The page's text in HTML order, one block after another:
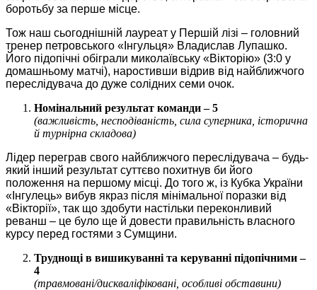
боротьбу за перше місце.
Тож наш сьогоднішній лауреат у Першій лізі – головний
тренер петровського «Інгульця» Владислав Лупашко.
Його підопічні обіграли миколаївську «Вікторію» (3:0 у
домашньому матчі), наростивши відрив від найближчого
переслідувача до дуже солідних семи очок.
Номінальний результат команди – 5
(важливість, несподіваність, сила суперника, історична
й турнірна складова)
Лідер переграв свого найближчого переслідувача – будь-
який інший результат суттєво похитнув би його
положення на першому місці. До того ж, із Кубка України
«Інгулець» вибув якраз після мінімальної поразки від
«Вікторії», так що здобути настільки переконливий
реванш – це було ще й довести правильність власного
курсу перед гостями з Сумщини.
Труднощі в вишикуванні та керуванні підопічними –
4
(травмовані/дискваліфіковані, особливі обставини)